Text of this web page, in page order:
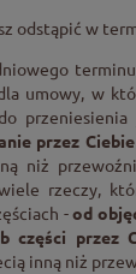
odstąpić w
umowy, w
przez Ciebie
niż
rzeczy,
-od
części przez
inną niż